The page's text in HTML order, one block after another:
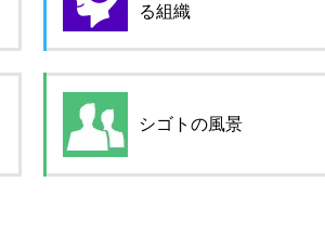
る組織
シゴトの風景